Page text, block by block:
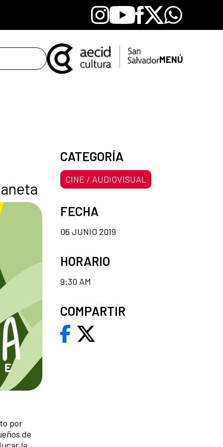
Instagram
YoutubeFacebook
X Whatsapp
MENÚ
por
de
CATEGORÍA
CINE / AUDIOVISUAL
FECHA
06 JUNIO 2019
HORARIO
9:30 AM
COMPARTIR